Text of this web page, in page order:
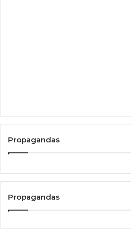
Propagandas
Propagandas